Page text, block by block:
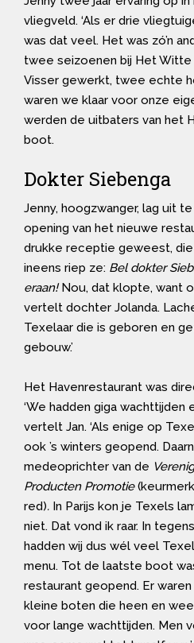
vliegveld. ‘Als er drie
was dat veel. Het was zó’n
twee seizoenen bij Het Witte
Visser gewerkt, twee echte
waren we klaar voor onze
werden de uitbaters van het
boot.
Dokter Siebenga
Jenny, hoogzwanger, lag uit
opening van het nieuwe
drukke receptie geweest, die
ineens riep ze: Bel dokter
eraan!Nou, dat klopte, want
vertelt dochter Jolanda.
Texelaar die is geboren en
gebouw.’
Het Havenrestaurant was
‘We hadden giga wachttijden
vertelt Jan. ‘Als enige op
ook ’s winters geopend.
medeoprichter van de
Producten Promotie
red). In Parijs kon je Texels
niet. Dat vond ik raar. In
hadden wij dus wél veel
menu. Tot de laatste boot
restaurant geopend. Er
kleine boten die heen en
voor lange wachttijden. Men